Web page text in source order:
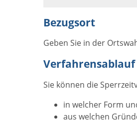
Bezugsort
Geben Sie in der
Verfahrensablauf
Sie können die
in welcher Form
aus welchen